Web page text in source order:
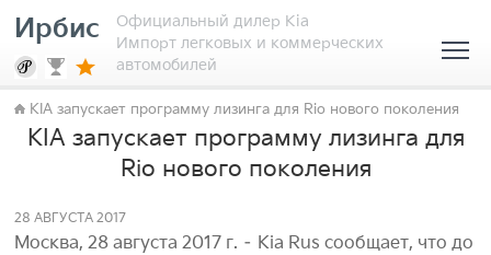
Ирбис
Официальный дилер Kia
Импорт легковых и коммерческих
автомобилей
KIA запускает программу лизинга для Rio нового поколения
KIA запускает программу лизинга для
Rio нового поколения
28 АВГУСТА 2017
Москва, 28 августа 2017 г. – Kia Rus сообщает, что до